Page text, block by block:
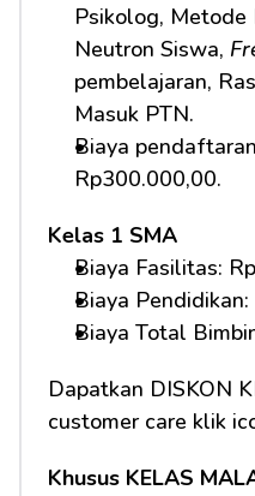
Psikolog, Metode
Neutron Siswa,
pembelajaran,
Masuk PTN.
Biaya
Rp300.000,00.
Kelas 1 SMA
Biaya Fasilitas:
Biaya
Biaya Total
Dapatkan DISKON
customer care klik
Khusus KELAS